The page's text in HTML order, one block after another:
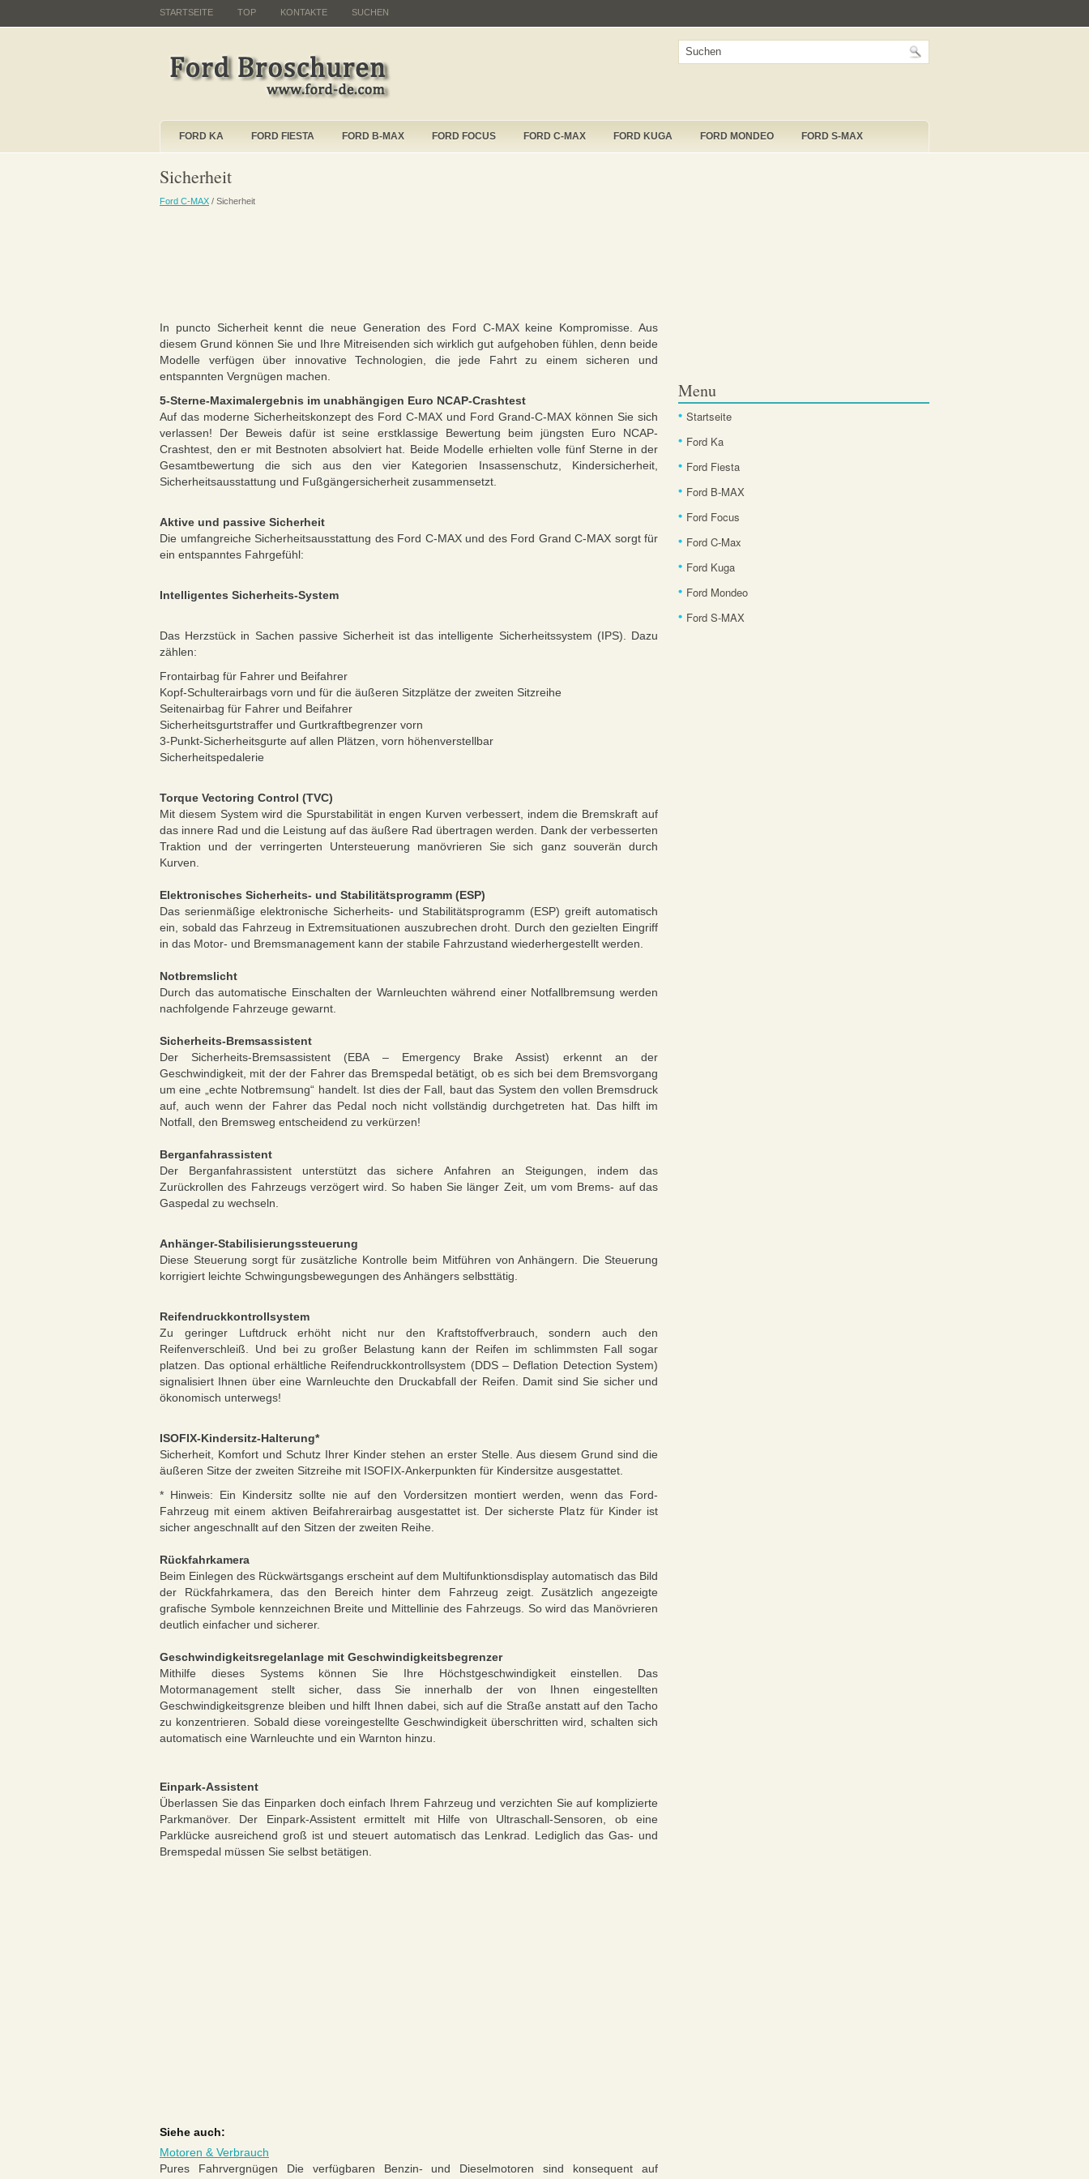
STARTSEITE TOP KONTAKTE SUCHEN
FORD KA FORD FIESTA FORD B-MAX FORD FOCUS FORD C-MAX FORD KUGA FORD MONDEO FORD S-MAX
Sicherheit
Ford C-MAX / Sicherheit
In puncto Sicherheit kennt die neue Generation des Ford C-MAX keine Kompromisse. Aus
diesem Grund können Sie und Ihre Mitreisenden sich wirklich gut aufgehoben fühlen, denn beide
Modelle verfügen über innovative Technologien, die jede Fahrt zu einem sicheren und
entspannten Vergnügen machen.
5-Sterne-Maximalergebnis im unabhängigen Euro NCAP-Crashtest
Auf das moderne Sicherheitskonzept des Ford C-MAX und Ford Grand-C-MAX können Sie sich
verlassen! Der Beweis dafür ist seine erstklassige Bewertung beim jüngsten Euro NCAP-
Crashtest, den er mit Bestnoten absolviert hat. Beide Modelle erhielten volle fünf Sterne in der
Gesamtbewertung die sich aus den vier Kategorien Insassenschutz, Kindersicherheit,
Sicherheitsausstattung und Fußgängersicherheit zusammensetzt.
Aktive und passive Sicherheit
Die umfangreiche Sicherheitsausstattung des Ford C-MAX und des Ford Grand C-MAX sorgt für
ein entspanntes Fahrgefühl:
Intelligentes Sicherheits-System
Das Herzstück in Sachen passive Sicherheit ist das intelligente Sicherheitssystem (IPS). Dazu
zählen:
Frontairbag für Fahrer und Beifahrer
Kopf-Schulterairbags vorn und für die äußeren Sitzplätze der zweiten Sitzreihe
Seitenairbag für Fahrer und Beifahrer
Sicherheitsgurtstraffer und Gurtkraftbegrenzer vorn
3-Punkt-Sicherheitsgurte auf allen Plätzen, vorn höhenverstellbar
Sicherheitspedalerie
Torque Vectoring Control (TVC)
Mit diesem System wird die Spurstabilität in engen Kurven verbessert, indem die Bremskraft auf
das innere Rad und die Leistung auf das äußere Rad übertragen werden. Dank der verbesserten
Traktion und der verringerten Untersteuerung manövrieren Sie sich ganz souverän durch
Kurven.
Elektronisches Sicherheits- und Stabilitätsprogramm (ESP)
Das serienmäßige elektronische Sicherheits- und Stabilitätsprogramm (ESP) greift automatisch
ein, sobald das Fahrzeug in Extremsituationen auszubrechen droht. Durch den gezielten Eingriff
in das Motor- und Bremsmanagement kann der stabile Fahrzustand wiederhergestellt werden.
Notbremslicht
Durch das automatische Einschalten der Warnleuchten während einer Notfallbremsung werden
nachfolgende Fahrzeuge gewarnt.
Sicherheits-Bremsassistent
Der Sicherheits-Bremsassistent (EBA – Emergency Brake Assist) erkennt an der
Geschwindigkeit, mit der der Fahrer das Bremspedal betätigt, ob es sich bei dem Bremsvorgang
um eine „echte Notbremsung“ handelt. Ist dies der Fall, baut das System den vollen Bremsdruck
auf, auch wenn der Fahrer das Pedal noch nicht vollständig durchgetreten hat. Das hilft im
Notfall, den Bremsweg entscheidend zu verkürzen!
Berganfahrassistent
Der Berganfahrassistent unterstützt das sichere Anfahren an Steigungen, indem das
Zurückrollen des Fahrzeugs verzögert wird. So haben Sie länger Zeit, um vom Brems- auf das
Gaspedal zu wechseln.
Anhänger-Stabilisierungssteuerung
Diese Steuerung sorgt für zusätzliche Kontrolle beim Mitführen von Anhängern. Die Steuerung
korrigiert leichte Schwingungsbewegungen des Anhängers selbsttätig.
Reifendruckkontrollsystem
Zu geringer Luftdruck erhöht nicht nur den Kraftstoffverbrauch, sondern auch den
Reifenverschleiß. Und bei zu großer Belastung kann der Reifen im schlimmsten Fall sogar
platzen. Das optional erhältliche Reifendruckkontrollsystem (DDS – Deflation Detection System)
signalisiert Ihnen über eine Warnleuchte den Druckabfall der Reifen. Damit sind Sie sicher und
ökonomisch unterwegs!
ISOFIX-Kindersitz-Halterung*
Sicherheit, Komfort und Schutz Ihrer Kinder stehen an erster Stelle. Aus diesem Grund sind die
äußeren Sitze der zweiten Sitzreihe mit ISOFIX-Ankerpunkten für Kindersitze ausgestattet.
* Hinweis: Ein Kindersitz sollte nie auf den Vordersitzen montiert werden, wenn das Ford-
Fahrzeug mit einem aktiven Beifahrerairbag ausgestattet ist. Der sicherste Platz für Kinder ist
sicher angeschnallt auf den Sitzen der zweiten Reihe.
Rückfahrkamera
Beim Einlegen des Rückwärtsgangs erscheint auf dem Multifunktionsdisplay automatisch das Bild
der Rückfahrkamera, das den Bereich hinter dem Fahrzeug zeigt. Zusätzlich angezeigte
grafische Symbole kennzeichnen Breite und Mittellinie des Fahrzeugs. So wird das Manövrieren
deutlich einfacher und sicherer.
Geschwindigkeitsregelanlage mit Geschwindigkeitsbegrenzer
Mithilfe dieses Systems können Sie Ihre Höchstgeschwindigkeit einstellen. Das
Motormanagement stellt sicher, dass Sie innerhalb der von Ihnen eingestellten
Geschwindigkeitsgrenze bleiben und hilft Ihnen dabei, sich auf die Straße anstatt auf den Tacho
zu konzentrieren. Sobald diese voreingestellte Geschwindigkeit überschritten wird, schalten sich
automatisch eine Warnleuchte und ein Warnton hinzu.
Einpark-Assistent
Überlassen Sie das Einparken doch einfach Ihrem Fahrzeug und verzichten Sie auf komplizierte
Parkmanöver. Der Einpark-Assistent ermittelt mit Hilfe von Ultraschall-Sensoren, ob eine
Parklücke ausreichend groß ist und steuert automatisch das Lenkrad. Lediglich das Gas- und
Bremspedal müssen Sie selbst betätigen.
Siehe auch:
Motoren & Verbrauch
Pures Fahrvergnügen Die verfügbaren Benzin- und Dieselmotoren sind konsequent auf
Menu
Startseite
Ford Ka
Ford Fiesta
Ford B-MAX
Ford Focus
Ford C-Max
Ford Kuga
Ford Mondeo
Ford S-MAX